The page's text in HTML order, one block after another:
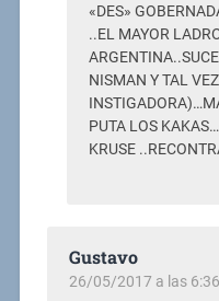
«DES»
..EL MAYOR
NISMAN Y TAL
PUTA LOS
KRUSE
Gustavo
26/05/2017 a las